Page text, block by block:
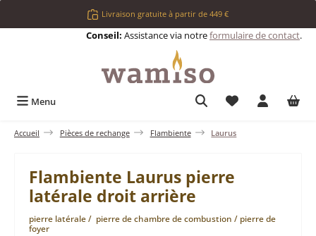
Passer au contenu principalLivraison gratuite à partir de 449 €
Conseil: Assistance via notreformulaire de contact.
Menu Vous avez 0
Accueil Pièces de rechange Flambiente Laurus
Flambiente Laurus pierre
latérale droit arrière
pierre latérale / pierre de chambre de combustion / pierre de
foyer